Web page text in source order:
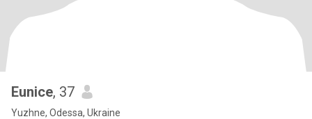
Eunice, 37
Yuzhne, Odessa, Ukraine